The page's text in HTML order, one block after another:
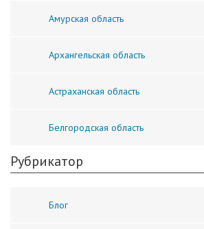
Амурская область
Архангельская область
Астраханская область
Белгородская область
Рубрикатор
Блог